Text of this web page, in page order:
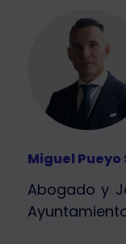
Miguel Pueyo
Abogado y